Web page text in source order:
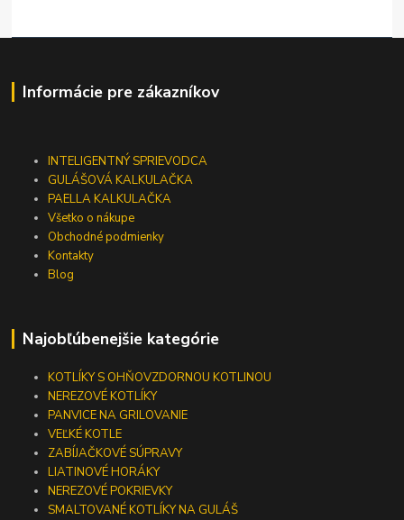
Informácie pre zákazníkov
INTELIGENTNÝ SPRIEVODCA
GULÁŠOVÁ KALKULAČKA
PAELLA KALKULAČKA
Všetko o nákupe
Obchodné podmienky
Kontakty
Blog
Najobľúbenejšie kategórie
KOTLÍKY S OHŇOVZDORNOU KOTLINOU
NEREZOVÉ KOTLÍKY
PANVICE NA GRILOVANIE
VEĽKÉ KOTLE
ZABÍJAČKOVÉ SÚPRAVY
LIATINOVÉ HORÁKY
NEREZOVÉ POKRIEVKY
SMALTOVANÉ KOTLÍKY NA GULÁŠ